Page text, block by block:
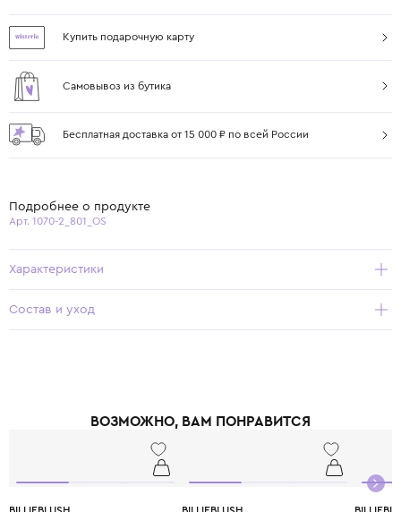
Купить подарочную карту
Самовывоз из бутика
Бесплатная доставка от 15 000 ₽ по всей России
Подробнее о продукте
Арт. 1070-2_801_OS
Характеристики
Состав и уход
ВОЗМОЖНО, ВАМ ПОНРАВИТСЯ